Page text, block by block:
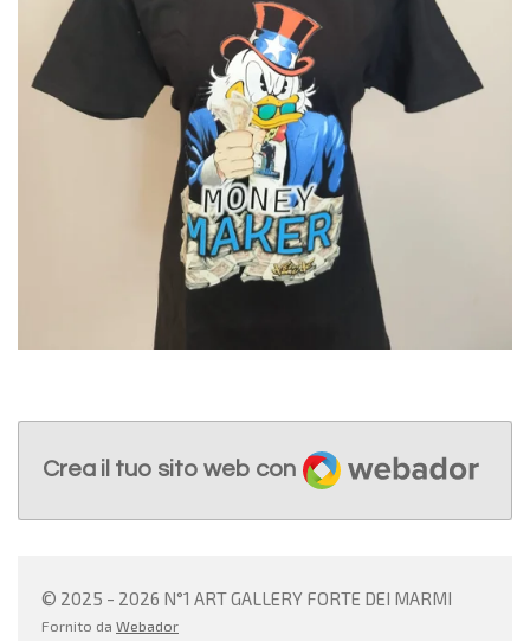
Crea il tuo sito web con
Webador
© 2025 - 2026 N°1 ART GALLERY FORTE DEI MARMI
Fornito da Webador